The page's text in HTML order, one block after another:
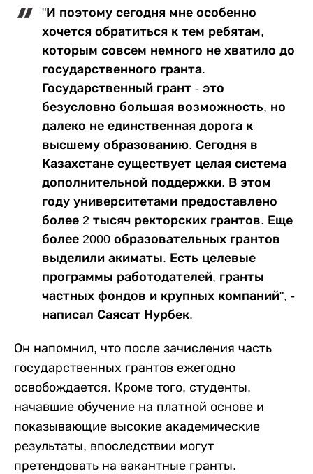
"И поэтому сегодня мне особенно
хочется обратиться к тем ребятам,
которым совсем немного не хватило до
государственного гранта.
Государственный грант - это
безусловно большая возможность, но
далеко не единственная дорога к
высшему образованию. Сегодня в
Казахстане существует целая система
дополнительной поддержки. В этом
году университетами предоставлено
более 2 тысяч ректорских грантов. Еще
более 2000 образовательных грантов
выделили акиматы. Есть целевые
программы работодателей, гранты
частных фондов и крупных компаний", -
написал Саясат Нурбек.
Он напомнил, что после зачисления часть
государственных грантов ежегодно
освобождается. Кроме того, студенты,
начавшие обучение на платной основе и
показывающие высокие академические
результаты, впоследствии могут
претендовать на вакантные гранты.